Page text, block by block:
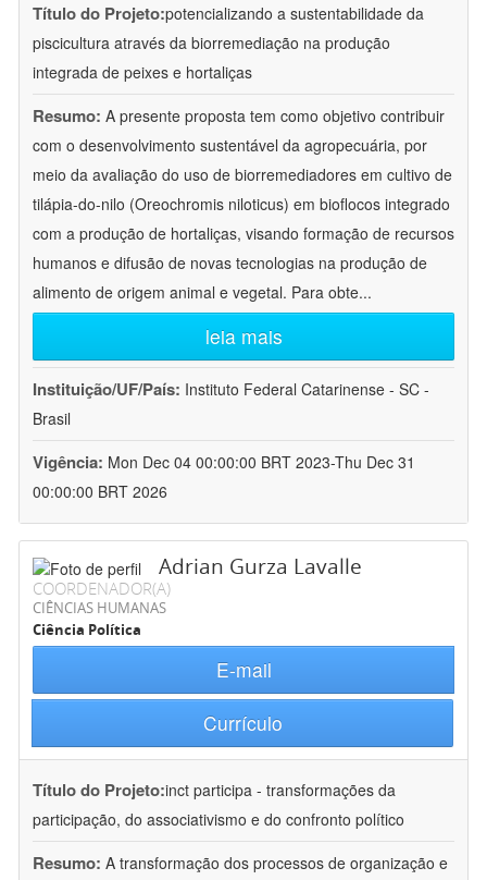
Título do Projeto:potencializando a sustentabilidade da
piscicultura através da biorremediação na produção
integrada de peixes e hortaliças
Resumo: A presente proposta tem como objetivo contribuir
com o desenvolvimento sustentável da agropecuária, por
meio da avaliação do uso de biorremediadores em cultivo de
tilápia-do-nilo (Oreochromis niloticus) em bioflocos integrado
com a produção de hortaliças, visando formação de recursos
humanos e difusão de novas tecnologias na produção de
alimento de origem animal e vegetal. Para obte...
leia mais
Instituição/UF/País: Instituto Federal Catarinense - SC -
Brasil
Vigência: Mon Dec 04 00:00:00 BRT 2023-Thu Dec 31
00:00:00 BRT 2026
Adrian Gurza Lavalle
COORDENADOR(A)
CIÊNCIAS HUMANAS
Ciência Política
E-mail
Currículo
Título do Projeto:inct participa - transformações da
participação, do associativismo e do confronto político
Resumo: A transformação dos processos de organização e